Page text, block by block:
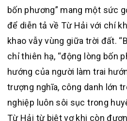
bốn phương” mang một sức
để diễn tả về Từ Hải với chí
khao vẫy vùng giữa trời đất.
chỉ thiên hạ, “động lòng bốn
hướng của người làm trai
trượng nghĩa, công danh lớn
nghiệp luôn sôi sục trong
Từ Hải từ biệt vợ khi còn